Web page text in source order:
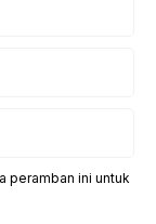
peramban ini untuk